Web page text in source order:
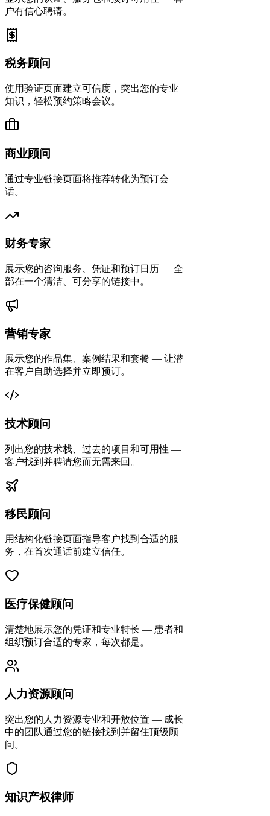
户有信心聘请。
税务顾问
使用验证页面建立可信度，突出您的专业
知识，轻松预约策略会议。
商业顾问
通过专业链接页面将推荐转化为预订会
话。
财务专家
展示您的咨询服务、凭证和预订日历 — 全
部在一个清洁、可分享的链接中。
营销专家
展示您的作品集、案例结果和套餐 — 让潜
在客户自助选择并立即预订。
技术顾问
列出您的技术栈、过去的项目和可用性 —
客户找到并聘请您而无需来回。
移民顾问
用结构化链接页面指导客户找到合适的服
务，在首次通话前建立信任。
医疗保健顾问
清楚地展示您的凭证和专业特长 — 患者和
组织预订合适的专家，每次都是。
人力资源顾问
突出您的人力资源专业和开放位置 — 成长
中的团队通过您的链接找到并留住顶级顾
问。
知识产权律师